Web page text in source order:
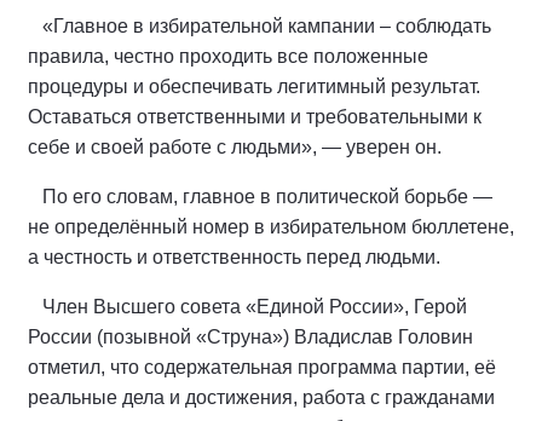
«Главное в избирательной кампании – соблюдать
правила, честно проходить все положенные
процедуры и обеспечивать легитимный результат.
Оставаться ответственными и требовательными к
себе и своей работе с людьми», — уверен он.
По его словам, главное в политической борьбе —
не определённый номер в избирательном бюллетене,
а честность и ответственность перед людьми.
Член Высшего совета «Единой России», Герой
России (позывной «Струна») Владислав Головин
отметил, что содержательная программа партии, её
реальные дела и достижения, работа с гражданами